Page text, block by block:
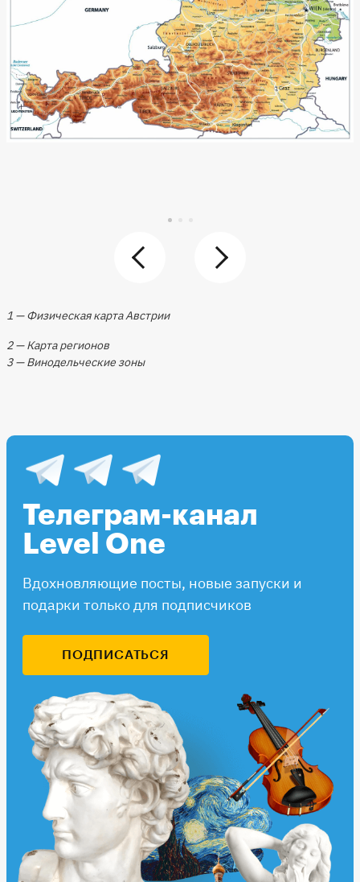
1 — Физическая карта Австрии
2 — Карта регионов
3 — Винодельческие зоны
Телеграм-канал
Level One
Вдохновляющие посты, новые запуски и
подарки только для подписчиков
ПОДПИСАТЬСЯ